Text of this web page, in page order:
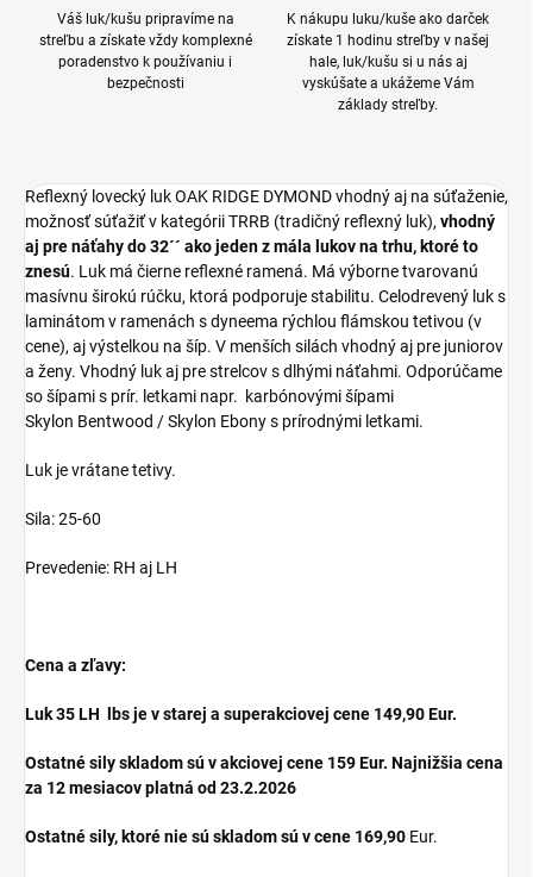
Váš luk/kušu pripravíme na
streľbu a získate vždy komplexné
poradenstvo k používaniu i
bezpečnosti
K nákupu luku/kuše ako darček
získate 1 hodinu streľby v našej
hale, luk/kušu si u nás aj
vyskúšate a ukážeme Vám
základy streľby.
Reflexný lovecký luk OAK RIDGE DYMOND vhodný aj na súťaženie,
možnosť súťažiť v kategórii TRRB (tradičný reflexný luk), vhodný
aj pre náťahy do 32´´ ako jeden z mála lukov na trhu, ktoré to
znesú. Luk má čierne reflexné ramená. Má výborne tvarovanú
masívnu širokú rúčku, ktorá podporuje stabilitu. Celodrevený luk s
laminátom v ramenách s dyneema rýchlou flámskou tetivou (v
cene), aj výstelkou na šíp. V menších silách vhodný aj pre juniorov
a ženy. Vhodný luk aj pre strelcov s dlhými náťahmi. Odporúčame
so šípami s prír. letkami napr. karbónovými šípami
Skylon Bentwood / Skylon Ebony s prírodnými letkami.
Luk je vrátane tetivy.
Sila: 25-60
Prevedenie: RH aj LH
Cena a zľavy:
Luk 35 LH lbs je v starej a superakciovej cene 149,90 Eur.
Ostatné sily skladom sú v akciovej cene 159 Eur. Najnižšia cena
za 12 mesiacov platná od 23.2.2026
Ostatné sily, ktoré nie sú skladom sú v cene 169,90 Eur.